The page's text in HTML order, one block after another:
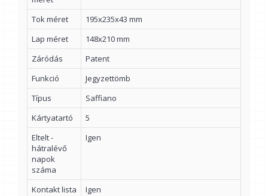
Tok méret
195x235x43 mm
Lap méret
148x210 mm
Záródás
Patent
Funkció
Jegyzettömb
Típus
Saffiano
Kártyatartó
5
Eltelt -
hátralévő
napok
száma
Igen
Kontakt lista
Igen